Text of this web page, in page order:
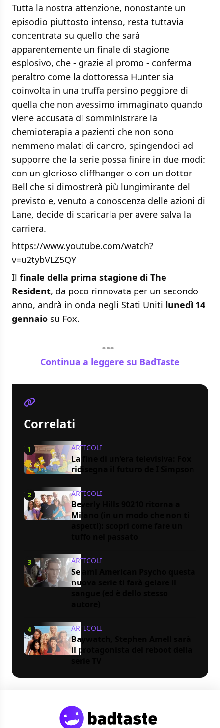
Tutta la nostra attenzione, nonostante un
episodio piuttosto intenso, resta tuttavia
concentrata su quello che sarà
apparentemente un finale di stagione
esplosivo, che - grazie al promo - conferma
peraltro come la dottoressa Hunter sia
coinvolta in una truffa persino peggiore di
quella che non avessimo immaginato quando
viene accusata di somministrare la
chemioterapia a pazienti che non sono
nemmeno malati di cancro, spingendoci ad
supporre che la serie possa finire in due modi:
con un glorioso cliffhanger o con un dottor
Bell che si dimostrerà più lungimirante del
previsto e, venuto a conoscenza delle azioni di
Lane, decide di scaricarla per avere salva la
carriera.
https://www.youtube.com/watch?
v=u2tybVLZ5QY
Il finale della prima stagione di The
Resident, da poco rinnovata per un secondo
anno, andrà in onda negli Stati Uniti lunedì 14
gennaio su Fox.
Continua a leggere su BadTaste
Correlati
1 ARTICOLI
La fine di un’era televisiva: Fox
ridisegna il futuro de I Simpson
2 ARTICOLI
Beverly Hills 90210 ritorna a
Milano (in un modo che non ti
3 ARTICOLI
Se ami American Psycho questa
nuova serie ti farà gelare il
4 ARTICOLI
Baywatch, Stephen Amell sarà
il protagonista del reboot della